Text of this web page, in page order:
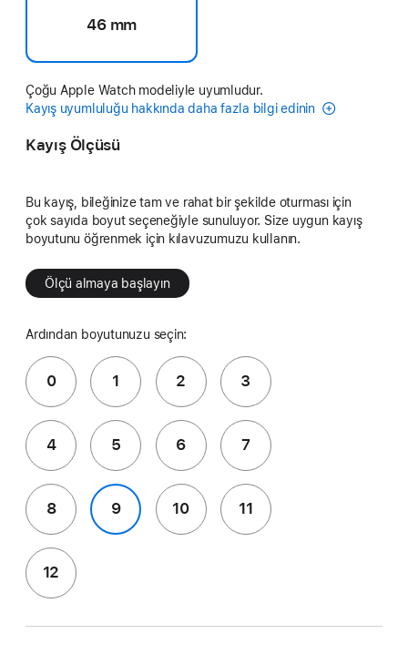
46 mm
Çoğu Apple Watch modeliyle uyumludur.
Kayış uyumluluğu hakkında daha fazla bilgi edinin
Kayış Ölçüsü
Bu kayış, bileğinize tam ve rahat bir şekilde oturması için
çok sayıda boyut seçeneğiyle sunuluyor. Size uygun kayış
boyutunu öğrenmek için kılavuzumuzu kullanın.
Ölçü almaya başlayın
Ardından boyutunuzu seçin:
0 1 2 3
4 5 6 7
8 9 10 11
12